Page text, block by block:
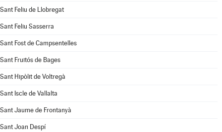
Sant Feliu de Llobregat
Sant Feliu Sasserra
Sant Fost de Campsentelles
Sant Fruitós de Bages
Sant Hipòlit de Voltregà
Sant Iscle de Vallalta
Sant Jaume de Frontanyà
Sant Joan Despí